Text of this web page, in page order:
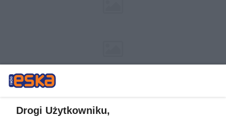
Drogi Użytkowniku,